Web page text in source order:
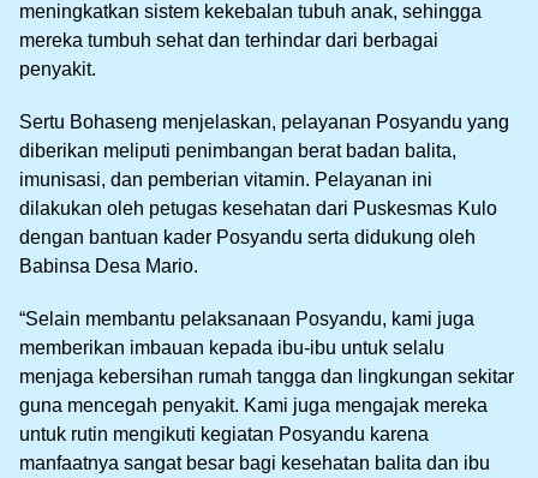
meningkatkan sistem kekebalan tubuh anak, sehingga
mereka tumbuh sehat dan terhindar dari berbagai
penyakit.
Sertu Bohaseng menjelaskan, pelayanan Posyandu yang
diberikan meliputi penimbangan berat badan balita,
imunisasi, dan pemberian vitamin. Pelayanan ini
dilakukan oleh petugas kesehatan dari Puskesmas Kulo
dengan bantuan kader Posyandu serta didukung oleh
Babinsa Desa Mario.
“Selain membantu pelaksanaan Posyandu, kami juga
memberikan imbauan kepada ibu-ibu untuk selalu
menjaga kebersihan rumah tangga dan lingkungan sekitar
guna mencegah penyakit. Kami juga mengajak mereka
untuk rutin mengikuti kegiatan Posyandu karena
manfaatnya sangat besar bagi kesehatan balita dan ibu